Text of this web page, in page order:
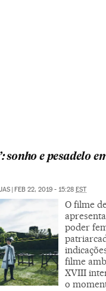
sonho e pesadelo
FEB 22, 2019 - 15:28 EST
O filme
poder
filme
XVIII
o